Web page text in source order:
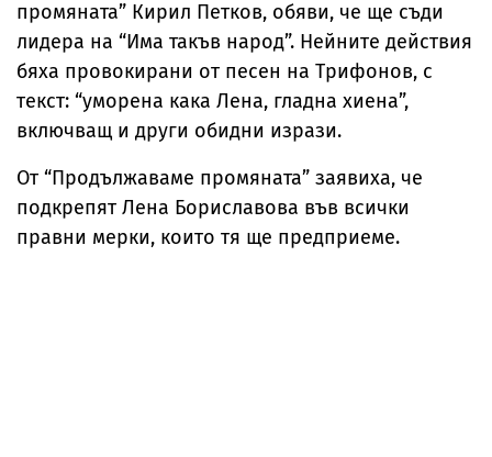
промяната” Кирил Петков, обяви, че ще съди
лидера на “Има такъв народ”. Нейните действия
бяха провокирани от песен на Трифонов, с
текст: “уморена кака Лена, гладна хиена”,
включващ и други обидни изрази.
От “Продължаваме промяната” заявиха, че
подкрепят Лена Бориславова във всички
правни мерки, които тя ще предприеме.